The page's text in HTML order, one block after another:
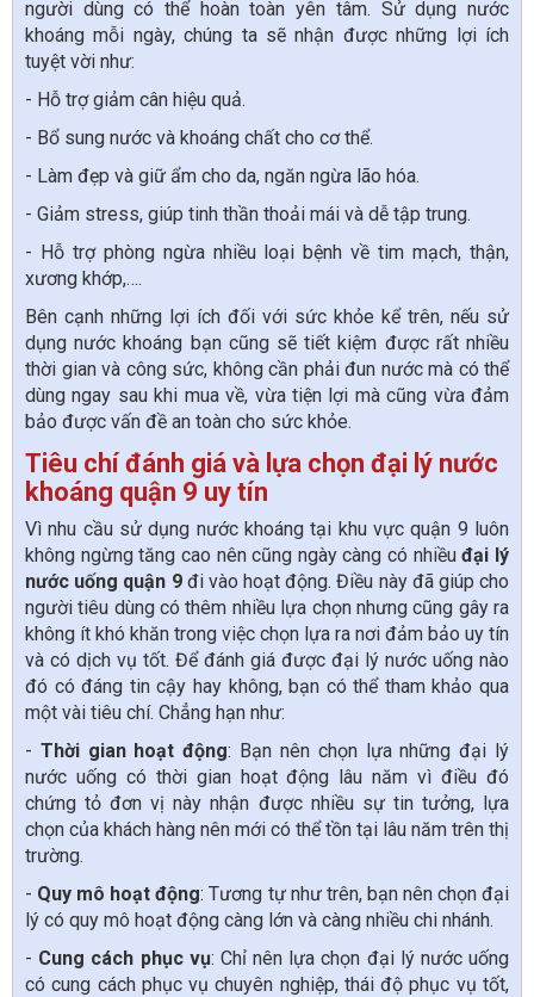
người dùng có thể hoàn toàn yên tâm. Sử dụng nước
khoáng mỗi ngày, chúng ta sẽ nhận được những lợi ích
tuyệt vời như:
- Hỗ trợ giảm cân hiệu quả.
- Bổ sung nước và khoáng chất cho cơ thể.
- Làm đẹp và giữ ẩm cho da, ngăn ngừa lão hóa.
- Giảm stress, giúp tinh thần thoải mái và dễ tập trung.
- Hỗ trợ phòng ngừa nhiều loại bệnh về tim mạch, thận,
xương khớp,….
Bên cạnh những lợi ích đối với sức khỏe kể trên, nếu sử
dụng nước khoáng bạn cũng sẽ tiết kiệm được rất nhiều
thời gian và công sức, không cần phải đun nước mà có thể
dùng ngay sau khi mua về, vừa tiện lợi mà cũng vừa đảm
bảo được vấn đề an toàn cho sức khỏe.
Tiêu chí đánh giá và lựa chọn đại lý nước
khoáng quận 9 uy tín
Vì nhu cầu sử dụng nước khoáng tại khu vực quận 9 luôn
không ngừng tăng cao nên cũng ngày càng có nhiềuđại lý
nước uống quận 9đi vào hoạt động. Điều này đã giúp cho
người tiêu dùng có thêm nhiều lựa chọn nhưng cũng gây ra
không ít khó khăn trong việc chọn lựa ra nơi đảm bảo uy tín
và có dịch vụ tốt. Để đánh giá được đại lý nước uống nào
đó có đáng tin cậy hay không, bạn có thể tham khảo qua
một vài tiêu chí. Chẳng hạn như:
- Thời gian hoạt động: Bạn nên chọn lựa những đại lý
nước uống có thời gian hoạt động lâu năm vì điều đó
chứng tỏ đơn vị này nhận được nhiều sự tin tưởng, lựa
chọn của khách hàng nên mới có thể tồn tại lâu năm trên thị
trường.
- Quy mô hoạt động: Tương tự như trên, bạn nên chọn đại
lý có quy mô hoạt động càng lớn và càng nhiều chi nhánh.
- Cung cách phục vụ: Chỉ nên lựa chọn đại lý nước uống
có cung cách phục vụ chuyên nghiệp, thái độ phục vụ tốt,